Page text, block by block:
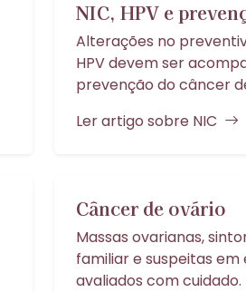
NIC, HPV e
Alterações no
HPV devem ser
prevenção do câncer
Ler artigo sobre NIC
Câncer de ovário
Massas ovarianas,
familiar e suspeitas
avaliados com cuidado.